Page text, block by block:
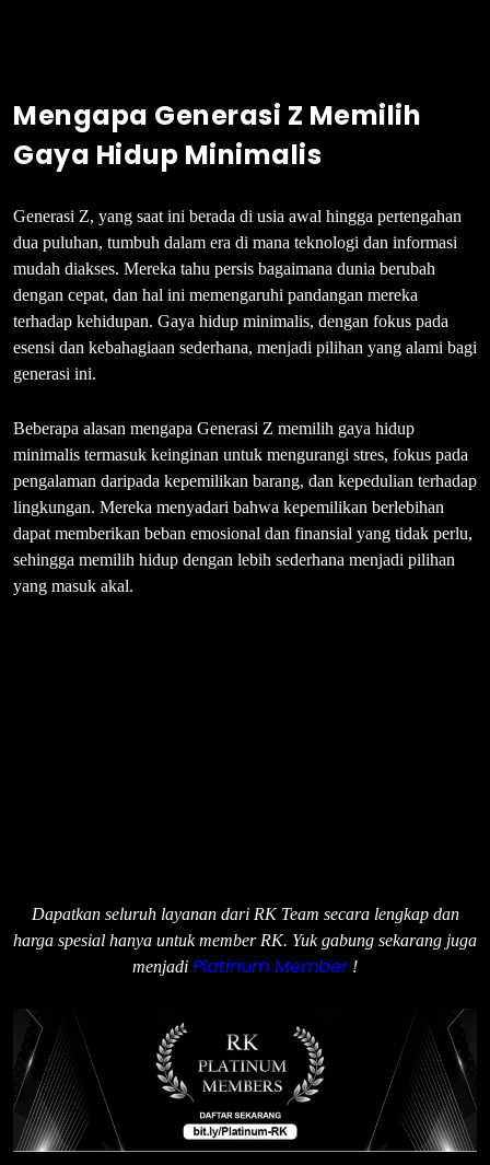
Mengapa Generasi Z Memilih
Gaya Hidup Minimalis
Generasi Z, yang saat ini berada di usia awal hingga pertengahan
dua puluhan, tumbuh dalam era di mana teknologi dan informasi
mudah diakses. Mereka tahu persis bagaimana dunia berubah
dengan cepat, dan hal ini memengaruhi pandangan mereka
terhadap kehidupan. Gaya hidup minimalis, dengan fokus pada
esensi dan kebahagiaan sederhana, menjadi pilihan yang alami bagi
generasi ini.
Beberapa alasan mengapa Generasi Z memilih gaya hidup
minimalis termasuk keinginan untuk mengurangi stres, fokus pada
pengalaman daripada kepemilikan barang, dan kepedulian terhadap
lingkungan. Mereka menyadari bahwa kepemilikan berlebihan
dapat memberikan beban emosional dan finansial yang tidak perlu,
sehingga memilih hidup dengan lebih sederhana menjadi pilihan
yang masuk akal.
Dapatkan seluruh layanan dari RK Team secara lengkap dan
harga spesial hanya untuk member RK. Yuk gabung sekarang juga
menjadi Platinum Member!